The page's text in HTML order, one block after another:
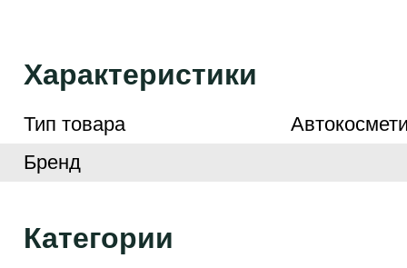
Характеристики
Тип товара
Бренд
Категории